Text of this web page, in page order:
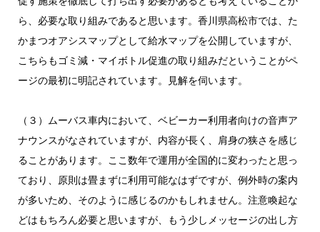
ら、必要な取り組みであると思います。香川県高松市では、た
かまつオアシスマップとして給水マップを公開していますが、
こちらもゴミ減・マイボトル促進の取り組みだということがペ
ージの最初に明記されています。見解を伺います。
（３）ムーバス車内において、ベビーカー利用者向けの音声ア
ナウンスがなされていますが、内容が長く、肩身の狭さを感じ
ることがあります。ここ数年で運用が全国的に変わったと思っ
ており、原則は畳まずに利用可能なはずですが、例外時の案内
が多いため、そのように感じるのかもしれません。注意喚起な
どはもちろん必要と思いますが、もう少しメッセージの出し方